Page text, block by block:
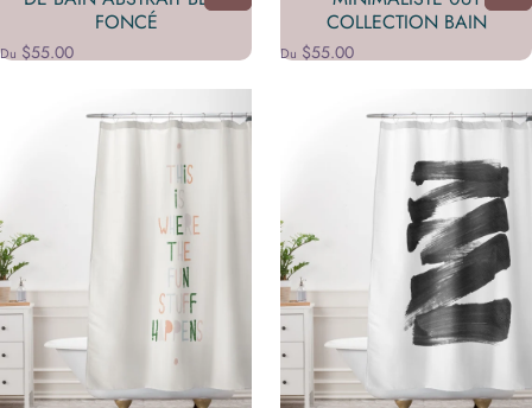
FONCÉ
Du $55.00
COLLECTION BAIN
Du $55.00